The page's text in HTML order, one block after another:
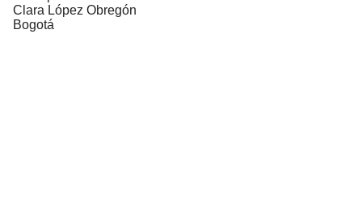
Clara López Obregón
Bogotá